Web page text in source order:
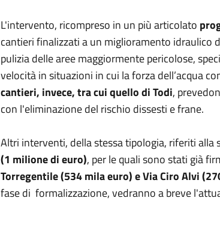
L'intervento, ricompreso in un più articolato
cantieri finalizzati a un miglioramento idraulico
pulizia delle aree maggiormente pericolose,
velocità in situazioni in cui la forza dell’acqua
cantieri, invece, tra cui quello di Todi,
con l'eliminazione del rischio dissesti e frane.
Altri interventi, della stessa tipologia, riferiti alla
(1 milione di euro), per le quali sono stati già
Torregentile (534 mila euro) e Via Ciro Alvi
fase di formalizzazione, vedranno a breve